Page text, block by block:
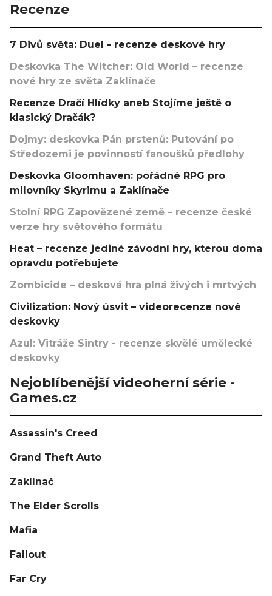
Recenze
7 Divů světa: Duel - recenze deskové hry
Deskovka The Witcher: Old World – recenze
nové hry ze světa Zaklínače
Recenze Dračí Hlídky aneb Stojíme ještě o
klasický Dračák?
Dojmy: deskovka Pán prstenů: Putování po
Středozemi je povinností fanoušků předlohy
Deskovka Gloomhaven: pořádné RPG pro
milovníky Skyrimu a Zaklínače
Stolní RPG Zapovězené země – recenze české
verze hry světového formátu
Heat – recenze jediné závodní hry, kterou doma
opravdu potřebujete
Zombicide – desková hra plná živých i mrtvých
Civilization: Nový úsvit – videorecenze nové
deskovky
Azul: Vitráže Sintry - recenze skvělé umělecké
deskovky
Nejoblíbenější videoherní série -
Games.cz
Assassin's Creed
Grand Theft Auto
Zaklínač
The Elder Scrolls
Mafia
Fallout
Far Cry